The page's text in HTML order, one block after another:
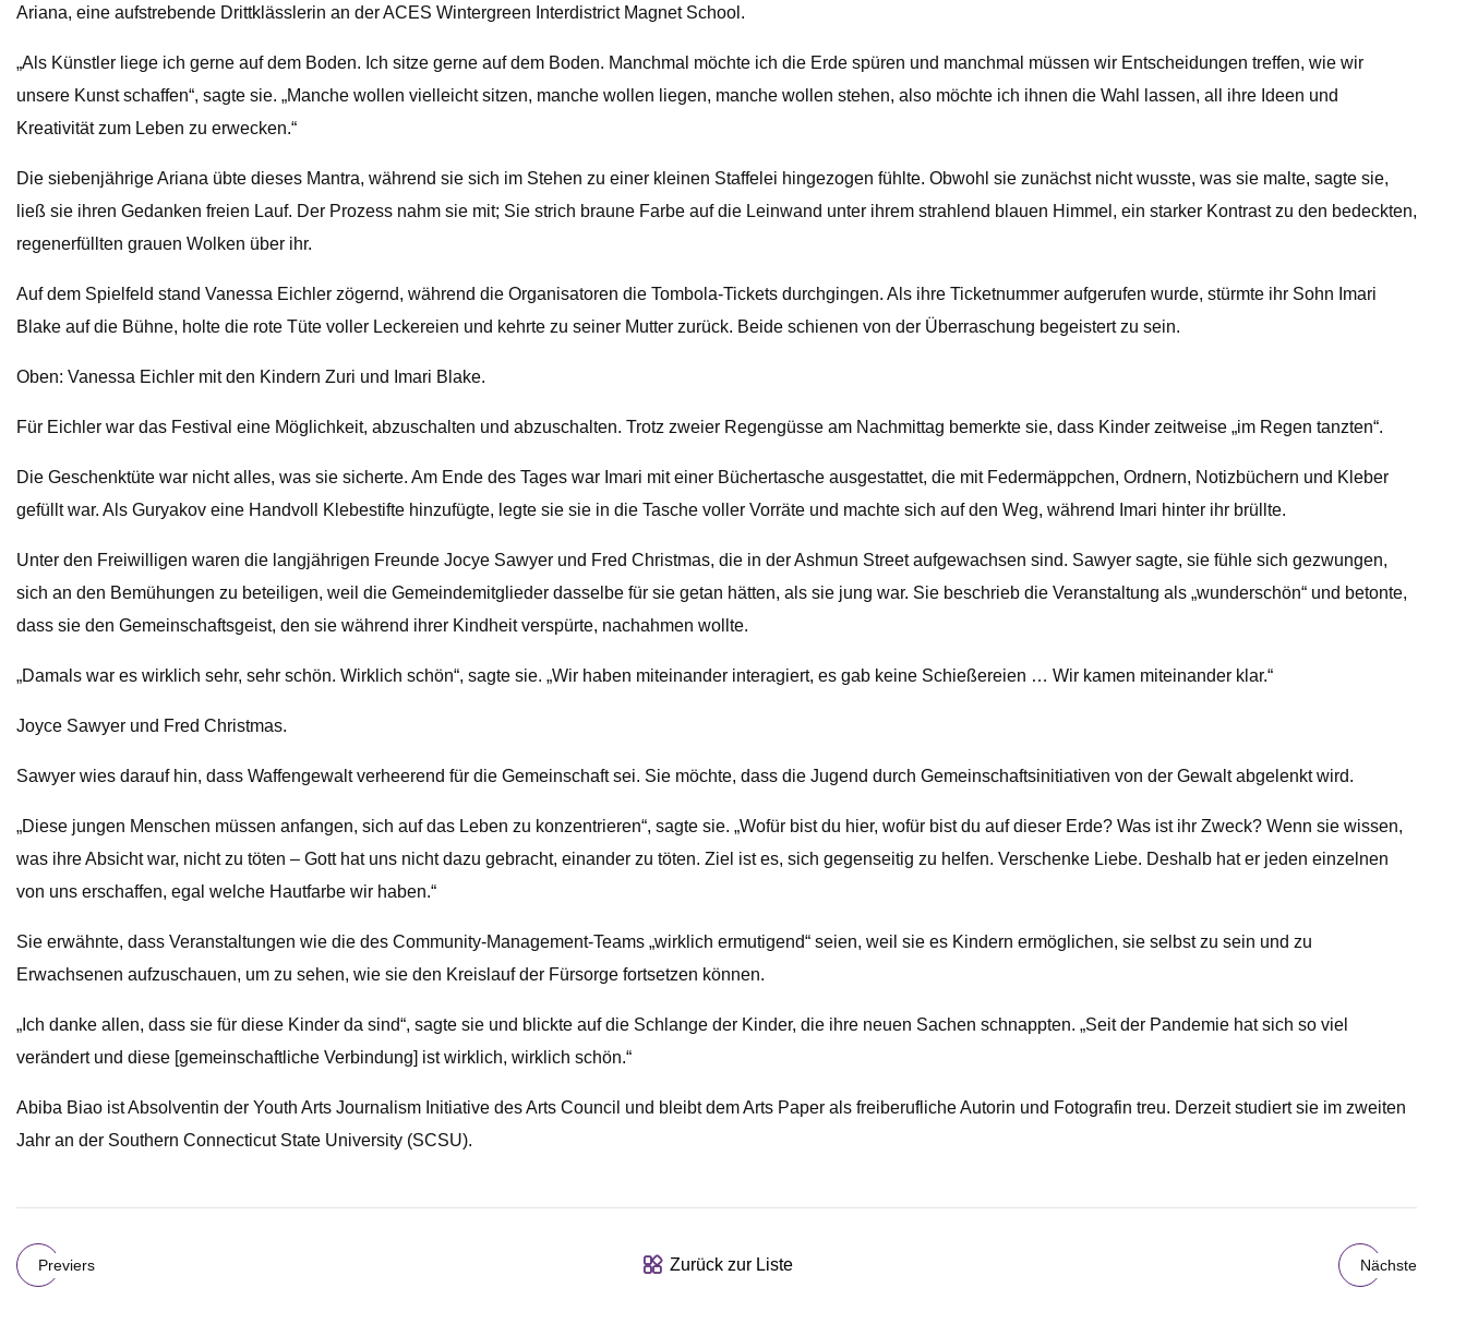
Ariana, eine aufstrebende Drittklässlerin an der ACES Wintergreen Interdistrict Magnet School.
„Als Künstler liege ich gerne auf dem Boden. Ich sitze gerne auf dem Boden. Manchmal möchte ich die Erde spüren und manchmal müssen wir Entscheidungen treffen, wie wir
unsere Kunst schaffen“, sagte sie. „Manche wollen vielleicht sitzen, manche wollen liegen, manche wollen stehen, also möchte ich ihnen die Wahl lassen, all ihre Ideen und
Kreativität zum Leben zu erwecken.“
Die siebenjährige Ariana übte dieses Mantra, während sie sich im Stehen zu einer kleinen Staffelei hingezogen fühlte. Obwohl sie zunächst nicht wusste, was sie malte, sagte sie,
ließ sie ihren Gedanken freien Lauf. Der Prozess nahm sie mit; Sie strich braune Farbe auf die Leinwand unter ihrem strahlend blauen Himmel, ein starker Kontrast zu den bedeckten,
regenerfüllten grauen Wolken über ihr.
Auf dem Spielfeld stand Vanessa Eichler zögernd, während die Organisatoren die Tombola-Tickets durchgingen. Als ihre Ticketnummer aufgerufen wurde, stürmte ihr Sohn Imari
Blake auf die Bühne, holte die rote Tüte voller Leckereien und kehrte zu seiner Mutter zurück. Beide schienen von der Überraschung begeistert zu sein.
Oben: Vanessa Eichler mit den Kindern Zuri und Imari Blake.
Für Eichler war das Festival eine Möglichkeit, abzuschalten und abzuschalten. Trotz zweier Regengüsse am Nachmittag bemerkte sie, dass Kinder zeitweise „im Regen tanzten“.
Die Geschenktüte war nicht alles, was sie sicherte. Am Ende des Tages war Imari mit einer Büchertasche ausgestattet, die mit Federmäppchen, Ordnern, Notizbüchern und Kleber
gefüllt war. Als Guryakov eine Handvoll Klebestifte hinzufügte, legte sie sie in die Tasche voller Vorräte und machte sich auf den Weg, während Imari hinter ihr brüllte.
Unter den Freiwilligen waren die langjährigen Freunde Jocye Sawyer und Fred Christmas, die in der Ashmun Street aufgewachsen sind. Sawyer sagte, sie fühle sich gezwungen,
sich an den Bemühungen zu beteiligen, weil die Gemeindemitglieder dasselbe für sie getan hätten, als sie jung war. Sie beschrieb die Veranstaltung als „wunderschön“ und betonte,
dass sie den Gemeinschaftsgeist, den sie während ihrer Kindheit verspürte, nachahmen wollte.
„Damals war es wirklich sehr, sehr schön. Wirklich schön“, sagte sie. „Wir haben miteinander interagiert, es gab keine Schießereien … Wir kamen miteinander klar.“
Joyce Sawyer und Fred Christmas.
Sawyer wies darauf hin, dass Waffengewalt verheerend für die Gemeinschaft sei. Sie möchte, dass die Jugend durch Gemeinschaftsinitiativen von der Gewalt abgelenkt wird.
„Diese jungen Menschen müssen anfangen, sich auf das Leben zu konzentrieren“, sagte sie. „Wofür bist du hier, wofür bist du auf dieser Erde? Was ist ihr Zweck? Wenn sie wissen,
was ihre Absicht war, nicht zu töten – Gott hat uns nicht dazu gebracht, einander zu töten. Ziel ist es, sich gegenseitig zu helfen. Verschenke Liebe. Deshalb hat er jeden einzelnen
von uns erschaffen, egal welche Hautfarbe wir haben.“
Sie erwähnte, dass Veranstaltungen wie die des Community-Management-Teams „wirklich ermutigend“ seien, weil sie es Kindern ermöglichen, sie selbst zu sein und zu
Erwachsenen aufzuschauen, um zu sehen, wie sie den Kreislauf der Fürsorge fortsetzen können.
„Ich danke allen, dass sie für diese Kinder da sind“, sagte sie und blickte auf die Schlange der Kinder, die ihre neuen Sachen schnappten. „Seit der Pandemie hat sich so viel
verändert und diese [gemeinschaftliche Verbindung] ist wirklich, wirklich schön.“
Abiba Biao ist Absolventin der Youth Arts Journalism Initiative des Arts Council und bleibt dem Arts Paper als freiberufliche Autorin und Fotografin treu. Derzeit studiert sie im zweiten
Jahr an der Southern Connecticut State University (SCSU).
Previers Zurück zur Liste Nächste